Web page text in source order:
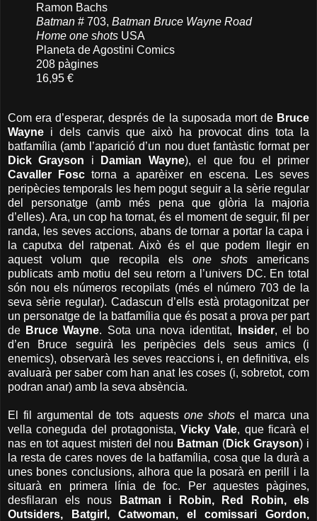
Ramon Bachs
Batman # 703, Batman Bruce Wayne Road
Home one shots USA
Planeta de Agostini Comics
208 pàgines
16,95 €
Com era d’esperar, després de la suposada mort de Bruce
Wayne i dels canvis que això ha provocat dins tota la
batfamília (amb l’aparició d’un nou duet fantàstic format per
Dick Grayson i Damian Wayne), el que fou el primer
Cavaller Fosc torna a aparèixer en escena. Les seves
peripècies temporals les hem pogut seguir a la sèrie regular
del personatge (amb més pena que glòria la majoria
d’elles). Ara, un cop ha tornat, és el moment de seguir, fil per
randa, les seves accions, abans de tornar a portar la capa i
la caputxa del ratpenat. Això és el que podem llegir en
aquest volum que recopila els one shots americans
publicats amb motiu del seu retorn a l’univers DC. En total
són nou els números recopilats (més el número 703 de la
seva sèrie regular). Cadascun d’ells està protagonitzat per
un personatge de la batfamília que és posat a prova per part
de Bruce Wayne. Sota una nova identitat, Insider, el bo
d’en Bruce seguirà les peripècies dels seus amics (i
enemics), observarà les seves reaccions i, en definitiva, els
avaluarà per saber com han anat les coses (i, sobretot, com
podran anar) amb la seva absència.
El fil argumental de tots aquests one shotsel marca una
vella coneguda del protagonista, Vicky Vale, que ficarà el
nas en tot aquest misteri del nou Batman (Dick Grayson) i
la resta de cares noves de la batfamília, cosa que la durà a
unes bones conclusions, alhora que la posarà en perill i la
situarà en primera línia de foc. Per aquestes pàgines,
desfilaran els nous
Batman i Robin, Red Robin, els
Outsiders, Batgirl, Catwoman, el comissari Gordon,